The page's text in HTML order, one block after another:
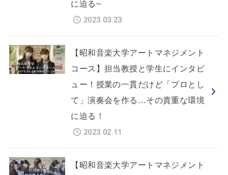
に迫る~
2023.03.23
【昭和音楽大学アートマネジメント
コース】担当教授と学生にインタビ
ュー！授業の一貫だけど「プロとし
て」演奏会を作る…その貴重な環境
に迫る！
2023.02.11
【昭和音楽大学アートマネジメント